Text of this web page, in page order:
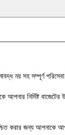
নয় সহ সম্পূর্ণ
নির্দিষ্ট
করার জন্য